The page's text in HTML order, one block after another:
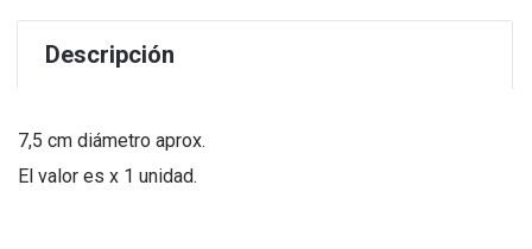
Descripción
7,5 cm diámetro aprox.
El valor es x 1 unidad.